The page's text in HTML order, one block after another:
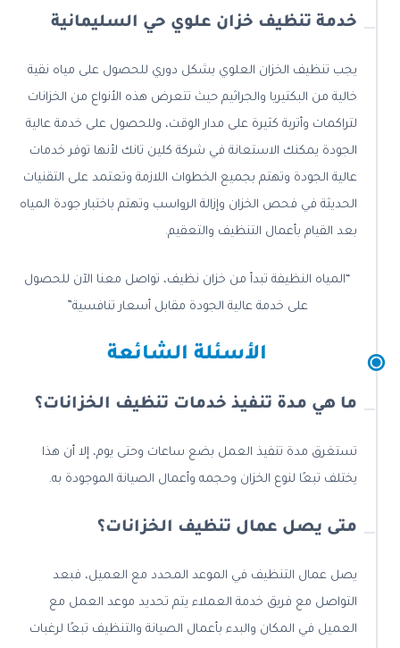
خدمة تنظيف خزان علوي حي السليمانية
يجب تنظيف الخزان العلوي بشكل دوري للحصول على مياه نقية
خالية من البكتيريا والجراثيم حيث تتعرض هذه الأنواع من الخزانات
لتراكمات وأتربة كثيرة على مدار الوقت، وللحصول على خدمة عالية
الجودة يمكنك الاستعانة في شركة كلين تانك لأنها توفر خدمات
عالية الجودة وتهتم بجميع الخطوات اللازمة وتعتمد على التقنيات
الحديثة في فحص الخزان وإزالة الرواسب وتهتم باختبار جودة المياه
بعد القيام بأعمال التنظيف والتعقيم.
“المياه النظيفة تبدأ من خزان نظيف، تواصل معنا الآن للحصول
على خدمة عالية الجودة مقابل أسعار تنافسية”
الأسئلة الشائعة
ما هي مدة تنفيذ خدمات تنظيف الخزانات؟
تستغرق مدة تنفيذ العمل بضع ساعات وحتى يوم، إلا أن هذا
يختلف تبعًا لنوع الخزان وحجمه وأعمال الصيانة الموجودة به.
متى يصل عمال تنظيف الخزانات؟
يصل عمال التنظيف في الموعد المحدد مع العميل، فبعد
التواصل مع فريق خدمة العملاء يتم تحديد موعد العمل مع
العميل في المكان والبدء بأعمال الصيانة والتنظيف تبعًا لرغبات